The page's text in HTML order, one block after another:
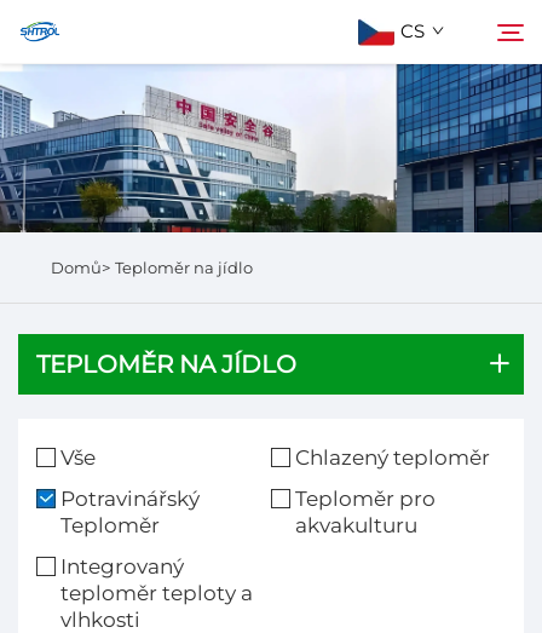
CS
Informace o nás
Produkty
Hledat
Domů> Teploměr na jídlo
TEPLOMĚR NA JÍDLO
Vše
Chlazený teploměr
Potravinářský
Teploměr
Teploměr pro
akvakulturu
Integrovaný
teploměr teploty a
vlhkosti